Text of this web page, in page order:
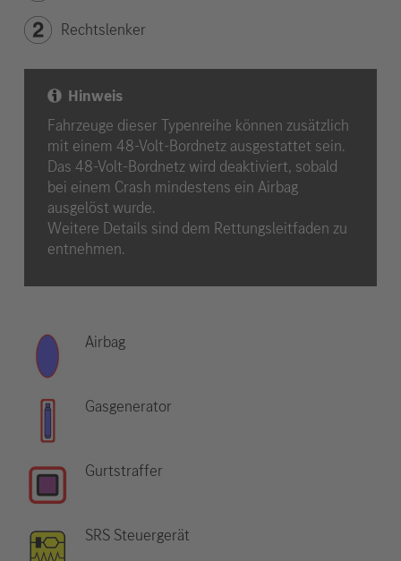
Rechtslenker
Hinweis
Fahrzeuge dieser Typenreihe können zusätzlich
mit einem 48-Volt-Bordnetz ausgestattet sein.
Das 48-Volt-Bordnetz wird deaktiviert, sobald
bei einem Crash mindestens ein Airbag
ausgelöst wurde.
Weitere Details sind dem Rettungsleitfaden zu
entnehmen.
Airbag
Gasgenerator
Gurtstraffer
SRS Steuergerät